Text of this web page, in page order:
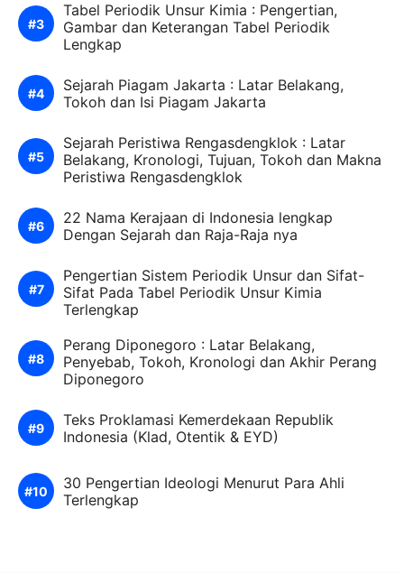
Tabel Periodik Unsur Kimia : Pengertian,
Gambar dan Keterangan Tabel Periodik
Lengkap
Sejarah Piagam Jakarta : Latar Belakang,
Tokoh dan Isi Piagam Jakarta
Sejarah Peristiwa Rengasdengklok : Latar
Belakang, Kronologi, Tujuan, Tokoh dan Makna
Peristiwa Rengasdengklok
22 Nama Kerajaan di Indonesia lengkap
Dengan Sejarah dan Raja-Raja nya
Pengertian Sistem Periodik Unsur dan Sifat-
Sifat Pada Tabel Periodik Unsur Kimia
Terlengkap
Perang Diponegoro : Latar Belakang,
Penyebab, Tokoh, Kronologi dan Akhir Perang
Diponegoro
Teks Proklamasi Kemerdekaan Republik
Indonesia (Klad, Otentik & EYD)
30 Pengertian Ideologi Menurut Para Ahli
Terlengkap